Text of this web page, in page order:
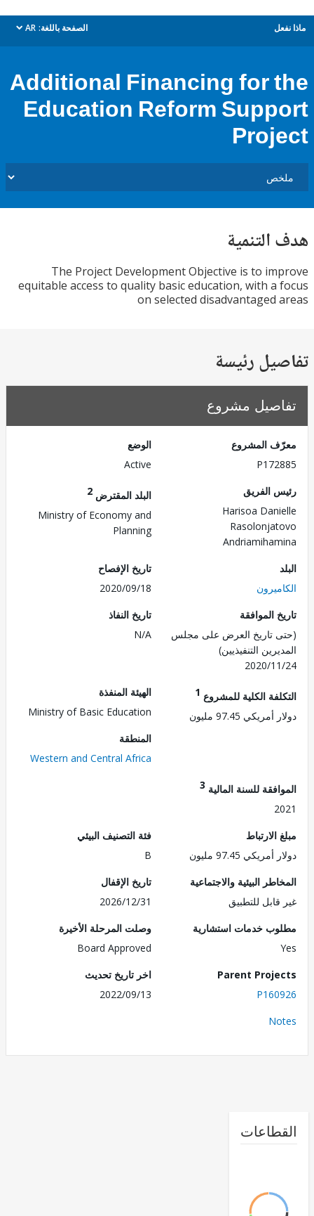
الصفحة باللغة: AR
dropdown
Additional Financing for
Education Reform
The Project Development Objective is to
equitable access to quality basic education, with
on selected disadvantaged
رئيسة
مشروع
المشروع
الفريق
Harisoa
البلد المقترض
Ministry of Economy and
Planning
تاريخ الإفصاح
2020/09/18
الموافقة
تاريخ العرض على مجلس
التنفيذيين)
2020/
تاريخ النفاذ
N/A
الكلية للمشروع1
97.45 مليون
الهيئة المنفذة
Ministry of Basic Education
Western and Central Africa
للسنة المالية3
97.45 مليون
فئة التصنيف البيئي
البيئية والاجتماعية
للتطبيق
تاريخ الإقفال
2026/12/31
خدمات استشارية
وصلت المرحلة الأخيرة
Board Approved
Parent
اخر تاريخ تحديث
2022/09/13